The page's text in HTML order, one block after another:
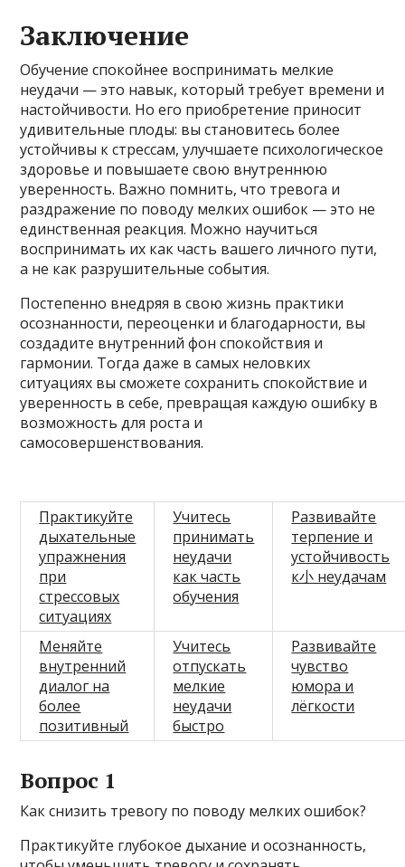
Заключение
Обучение спокойнее воспринимать мелкие
неудачи — это навык, который требует времени и
настойчивости. Но его приобретение приносит
удивительные плоды: вы становитесь более
устойчивы к стрессам, улучшаете психологическое
здоровье и повышаете свою внутреннюю
уверенность. Важно помнить, что тревога и
раздражение по поводу мелких ошибок — это не
единственная реакция. Можно научиться
воспринимать их как часть вашего личного пути,
а не как разрушительные события.
Постепенно внедряя в свою жизнь практики
осознанности, переоценки и благодарности, вы
создадите внутренний фон спокойствия и
гармонии. Тогда даже в самых неловких
ситуациях вы сможете сохранить спокойствие и
уверенность в себе, превращая каждую ошибку в
возможность для роста и
самосовершенствования.
Практикуйте
дыхательные
упражнения
при
стрессовых
ситуациях
Учитесь
принимать
неудачи
как часть
обучения
Развивайте
терпение и
устойчивость
к小 неудачам
Меняйте
внутренний
диалог на
более
позитивный
Учитесь
отпускать
мелкие
неудачи
быстро
Развивайте
чувство
юмора и
лёгкости
Вопрос 1
Как снизить тревогу по поводу мелких ошибок?
Практикуйте глубокое дыхание и осознанность,